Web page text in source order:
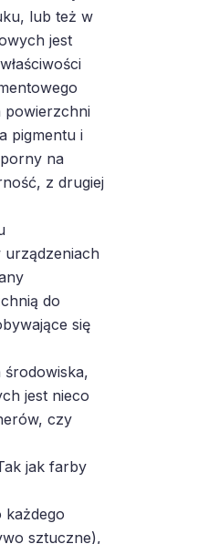
lub też w
jest
powierzchni
pigmentu i
na
z drugiej
do
się
jest nieco
czy
jak farby
sztuczne),